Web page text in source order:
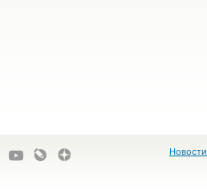
Новости